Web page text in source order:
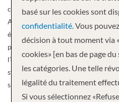
classique de la classe moyenne
Allemagne et entièrement rénové
été rénovées, y compris les salles
promenade panoramique vous
l’observation des belles vues et des
sympathique équipage du navire
satisfaction.
basé sur les cookies sont
confidentialité.Vous
décision à tout moment via
cookies» [en bas de page
les catégories. Une telle
légalité du traitement
Si vous sélectionnez